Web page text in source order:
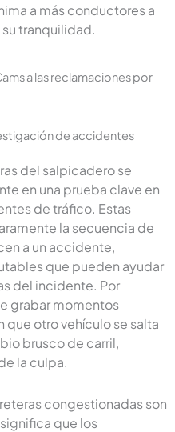
a más conductores a
tranquilidad.
a las reclamaciones por
de accidentes
del salpicadero se
en una prueba clave en
de tráfico. Estas
la secuencia de
a un accidente,
que pueden ayudar
del incidente. Por
grabar momentos
otro vehículo se salta
brusco de carril,
la culpa.
congestionadas son
que los